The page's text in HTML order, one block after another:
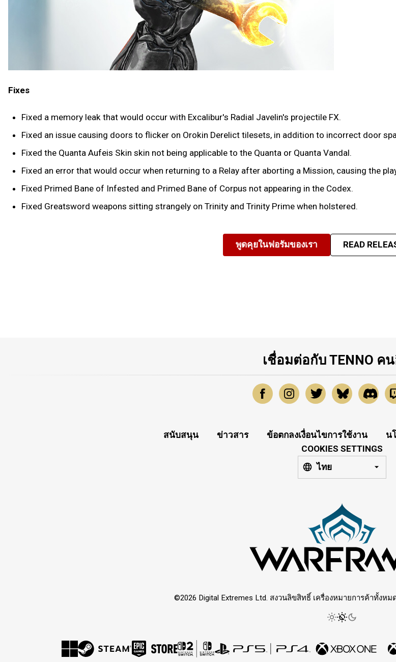
Fixes
Fixed a memory leak that would occur with Excalibur's Radial Javelin's projectile FX.
Fixed an issue causing doors to flicker on Orokin Derelict tilesets, in addition to incorrect door
Fixed the Quanta Aufeis Skin skin not being applicable to the Quanta or Quanta Vandal.
Fixed an error that would occur when returning to a Relay after aborting a Mission, causing the
Fixed Primed Bane of Infested and Primed Bane of Corpus not appearing in the Codex.
Fixed Greatsword weapons sitting strangely on Trinity and Trinity Prime when holstered.
พูดคุยในฟอรัมของเรา READ
เชื่อมต่อกับ TENNO ค
สนับสนุน ข่าวสาร ข้อตกลงเงื่อนไขการใช้งาน น
COOKIES SETTINGS
ไทย
©2026 Digital Extremes Ltd. สงวนลิขสิทธิ์ เครื่องหมายการค้าทั้งห